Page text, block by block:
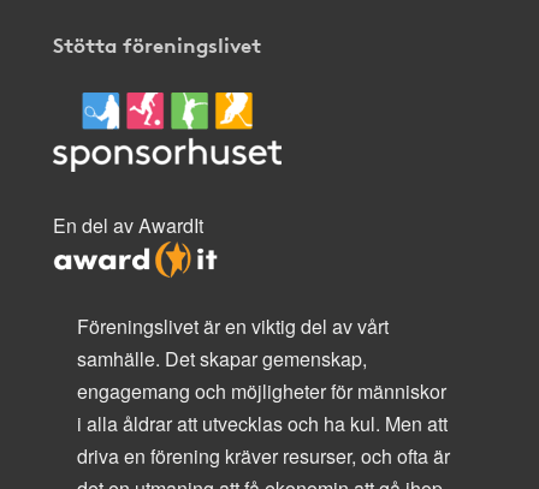
Stötta föreningslivet
En del av AwardIt
Föreningslivet är en viktig del av vårt
samhälle. Det skapar gemenskap,
engagemang och möjligheter för människor
i alla åldrar att utvecklas och ha kul. Men att
driva en förening kräver resurser, och ofta är